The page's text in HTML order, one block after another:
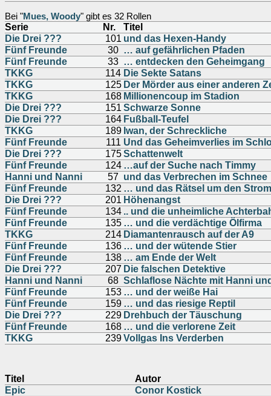
Bei "Mues, Woody" gibt es 32 Rollen
Serie Nr.
Titel
Die Drei ???
101 und das Hexen-Handy
Fünf Freunde
30 … auf gefährlichen Pfaden
Fünf Freunde
33 … entdecken den Geheimgang
TKKG
114 Die Sekte Satans
TKKG
125 Der Mörder aus einer anderen
TKKG
168 Millionencoup im Stadion
Die Drei ???
151 Schwarze Sonne
Die Drei ???
164 Fußball-Teufel
TKKG
189 Iwan, der Schreckliche
Fünf Freunde
111 Und das Geheimverlies im
Die Drei ???
175 Schattenwelt
Fünf Freunde
124 …auf der Suche nach Timmy
Hanni und Nanni
57 und das Verbrechen im Schnee
Fünf Freunde
132 … und das Rätsel um den
Die Drei ???
201 Höhenangst
Fünf Freunde
134 .. und die unheimliche
Fünf Freunde
135 … und die verdächtige Ölfirma
TKKG
214 Diamantenrausch auf der A9
Fünf Freunde
136 … und der wütende Stier
Fünf Freunde
138 … am Ende der Welt
Die Drei ???
207 Die falschen Detektive
Hanni und Nanni
68 Schlaflose Nächte mit Hanni
Fünf Freunde
153 … und der weiße Hai
Fünf Freunde
159 … und das riesige Reptil
Die Drei ???
229 Drehbuch der Täuschung
Fünf Freunde
168 … und die verlorene Zeit
TKKG
239 Vollgas Ins Verderben
Titel
Autor
Epic
Conor Kostick